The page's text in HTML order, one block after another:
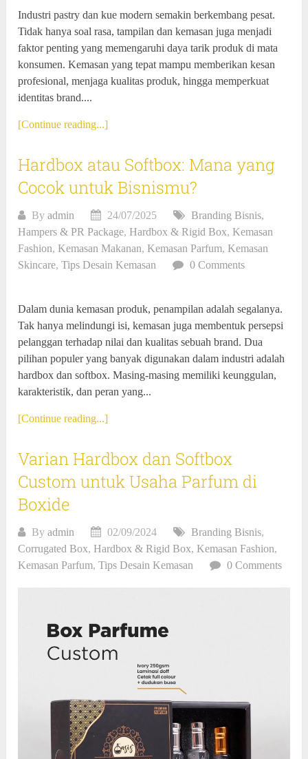
Industri pastry dan kue modern semakin berkembang pesat.
Tidak hanya soal rasa, tampilan dan kemasan juga menjadi
faktor penting yang memengaruhi daya tarik produk di mata
konsumen. Kemasan yang tepat mampu memberikan kesan
profesional, menjaga kualitas produk, hingga memperkuat
identitas brand....
[Continue reading...]
Hardbox atau Softbox: Mana yang
Cocok untuk Bisnismu?
Byadmin 24/07/2025 Branding Bisnis,
Hampers & PR Package,Hardbox & Rigid Box,Kemasan
Fashion,Kemasan Makanan,Kemasan Parfum,Kemasan
Skincare,Tips Desain Kemasan 0 Comments
Dalam dunia kemasan produk, penampilan adalah segalanya.
Tak hanya melindungi isi, kemasan juga membentuk persepsi
pelanggan terhadap nilai dan kualitas sebuah brand. Dua
pilihan populer yang banyak digunakan dalam industri adalah
hardbox dan softbox. Masing-masing memiliki keunggulan,
karakteristik, dan peran yang...
[Continue reading...]
Varian Hardbox dan Softbox
Custom untuk Usaha Parfum di
Boxide
Byadmin 02/09/2024 Branding Bisnis,
Corrugated Box,Hardbox & Rigid Box,Kemasan Fashion,
Kemasan Parfum,Tips Desain Kemasan 0 Comments